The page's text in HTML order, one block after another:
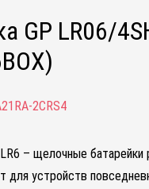
GP LR06/
2CRS4
– щелочные батарейки
для устройств